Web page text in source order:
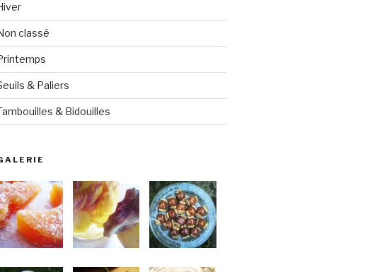
classé
& Paliers
& Bidouilles